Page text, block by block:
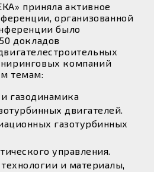
приняла активное
организованной
было
докладов
компаний
темам:
газодинамика
двигателей.
газотурбинных
управления.
и материалы,